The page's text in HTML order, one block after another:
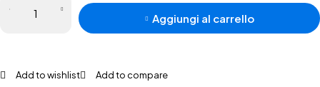
Aggiungi al carrello
Add to wishlist Add to compare